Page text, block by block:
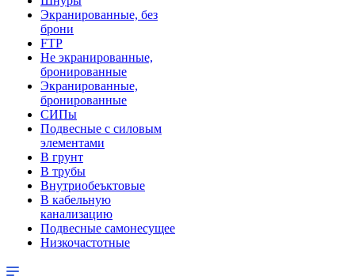
Экранированные, без
брони
FTP
Не экранированные,
бронированные
Экранированные,
бронированные
СИПы
Подвесные с силовым
элементами
В грунт
В трубы
Внутриобеъктовые
В кабельную
канализацию
Подвесные самонесущее
Низкочастотные